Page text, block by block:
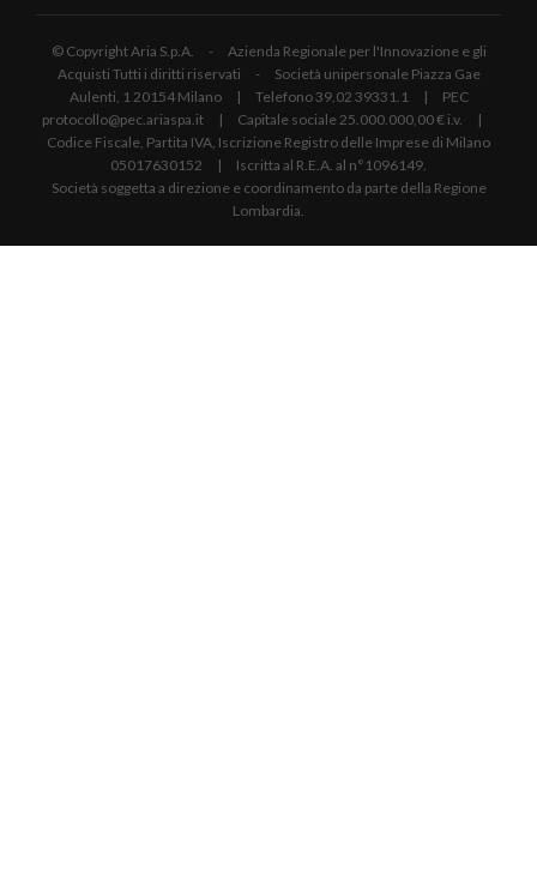
© Copyright Aria S.p.A. - Azienda Regionale per l'Innovazione e gli
Acquisti Tutti i diritti riservati - Società unipersonale Piazza Gae
Aulenti, 1 20154 Milano | Telefono 39.02 39331.1 | PEC
protocollo@pec.ariaspa.it | Capitale sociale 25.000.000,00 € i.v. |
Codice Fiscale, Partita IVA, Iscrizione Registro delle Imprese di Milano
05017630152 | Iscritta al R.E.A. al n°1096149.
Società soggetta a direzione e coordinamento da parte della Regione
Lombardia.